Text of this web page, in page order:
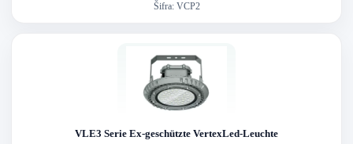
Šifra: VCP2
VLE3 Serie Ex-geschützte VertexLed-Leuchte